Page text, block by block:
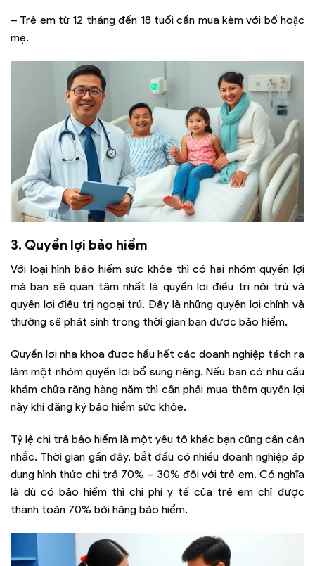
– Trẻ em từ 12 tháng đến 18 tuổi cần mua kèm với bố hoặc
mẹ.
3. Quyền lợi bảo hiểm
Với loại hình bảo hiểm sức khỏe thì có hai nhóm quyền lợi
mà bạn sẽ quan tâm nhất là quyền lợi điều trị nội trú và
quyền lợi điều trị ngoại trú. Đây là những quyền lợi chính và
thường sẽ phát sinh trong thời gian bạn được bảo hiểm.
Quyền lợi nha khoa được hầu hết các doanh nghiệp tách ra
làm một nhóm quyền lợi bổ sung riêng. Nếu bạn có nhu cầu
khám chữa răng hàng năm thì cần phải mua thêm quyền lợi
này khi đăng ký bảo hiểm sức khỏe.
Tỷ lệ chi trả bảo hiểm là một yếu tố khác bạn cũng cần cân
nhắc. Thời gian gần đây, bắt đầu có nhiều doanh nghiệp áp
dụng hình thức chi trả 70% – 30% đối với trẻ em. Có nghĩa
là dù có bảo hiểm thì chi phí y tế của trẻ em chỉ được
thanh toán 70% bởi hãng bảo hiểm.